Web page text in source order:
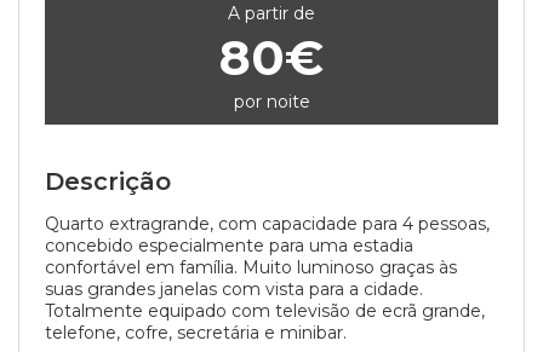
A partir de
80€
por noite
Descrição
Quarto extragrande, com capacidade para 4 pessoas,
concebido especialmente para uma estadia
confortável em família. Muito luminoso graças às
suas grandes janelas com vista para a cidade.
Totalmente equipado com televisão de ecrã grande,
telefone, cofre, secretária e minibar.